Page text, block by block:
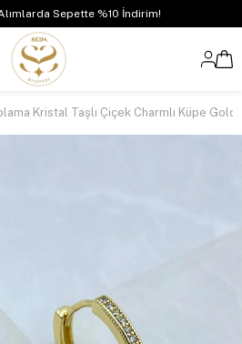
Sepette %10 İndirim!
Kristal Taşlı Çiçek Charmlı Küpe Gold